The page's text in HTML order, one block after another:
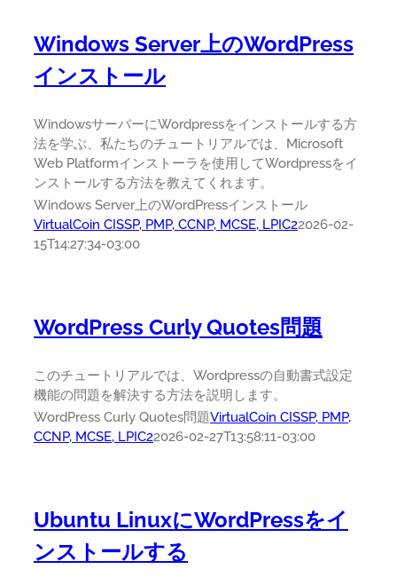
Windows Server上のWordPress
インストール
WindowsサーバーにWordpressをインストールする方
法を学ぶ、私たちのチュートリアルでは、Microsoft
Web Platformインストーラを使用してWordpressをイ
ンストールする方法を教えてくれます。
Windows Server上のWordPressインストール
VirtualCoin CISSP, PMP, CCNP, MCSE, LPIC22026-02-
15T14:27:34-03:00
WordPress Curly Quotes問題
このチュートリアルでは、Wordpressの自動書式設定
機能の問題を解決する方法を説明します。
WordPress Curly Quotes問題VirtualCoin CISSP, PMP,
CCNP, MCSE, LPIC22026-02-27T13:58:11-03:00
Ubuntu LinuxにWordPressをイ
ンストールする